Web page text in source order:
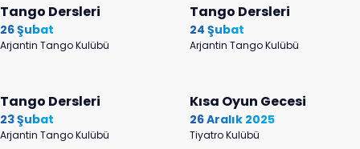
Tango Dersleri
26 Şubat
Arjantin Tango Kulübü
Tango Dersleri
24 Şubat
Arjantin Tango Kulübü
Tango Dersleri
23 Şubat
Arjantin Tango Kulübü
Kısa Oyun Gecesi
26 Aralık 2025
Tiyatro Kulübü